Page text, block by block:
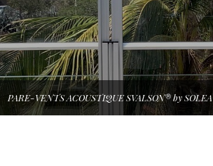
PARE-VENTS ACOUSTIQUE SVALSON® by SOLEA